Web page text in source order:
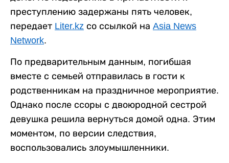
преступлению задержаны пять человек,
передает Liter.kz со ссылкой на Asia News
Network.
По предварительным данным, погибшая
вместе с семьей отправилась в гости к
родственникам на праздничное мероприятие.
Однако после ссоры с двоюродной сестрой
девушка решила вернуться домой одна. Этим
моментом, по версии следствия,
воспользовались злоумышленники.